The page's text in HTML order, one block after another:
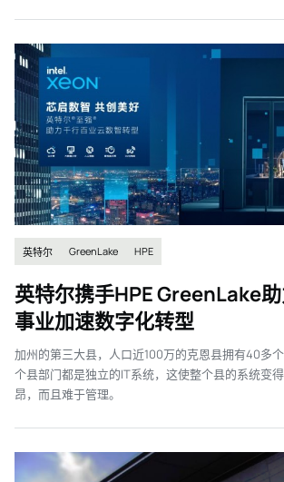
英特尔 GreenLake HPE
英特尔携手HPE GreenLake
事业加速数字化转型
加州的第三大县，人口近100万的克恩县拥有40多
个县部门都是独立的IT系统，这使整个县的系统变
昂，而且难于管理。